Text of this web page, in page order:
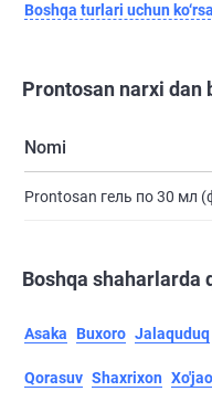
Boshqa turlari uchun
Prontosan narxi dan
Nomi
Prontosan гель по 30 мл
Boshqa shaharlarda
Asaka Buxoro Jalaquduq
Qorasuv Shaxrixon